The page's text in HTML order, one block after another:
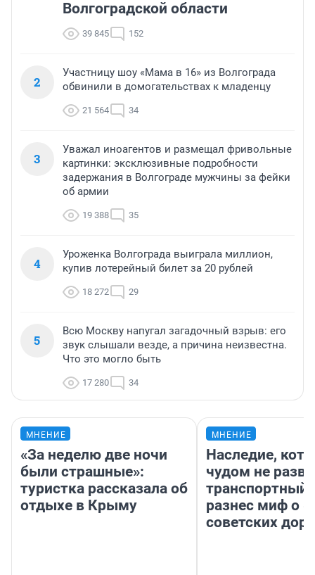
Волгоградской области
39 845 152
2
Участницу шоу «Мама в 16» из Волгограда
обвинили в домогательствах к младенцу
21 564 34
3
Уважал иноагентов и размещал фривольные
картинки: эксклюзивные подробности
задержания в Волгограде мужчины за фейки
об армии
19 388 35
4
Уроженка Волгограда выиграла миллион,
купив лотерейный билет за 20 рублей
18 272 29
5
Всю Москву напугал загадочный взрыв: его
звук слышали везде, а причина неизвестна.
Что это могло быть
17 280 34
МНЕНИЕ
«За неделю две ночи
были страшные»:
туристка рассказала об
отдыхе в Крыму
МНЕНИЕ
Наследие,
чудом не
транспортный
разнес миф о
советских